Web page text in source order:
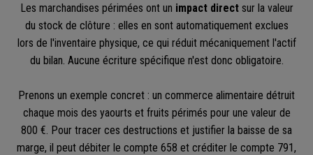
Les marchandises périmées ont un impact directsur la valeur
du stock de clôture : elles en sont automatiquement exclues
lors de l'inventaire physique, ce qui réduit mécaniquement l'actif
du bilan. Aucune écriture spécifique n'est donc obligatoire.
Prenons un exemple concret : un commerce alimentaire détruit
chaque mois des yaourts et fruits périmés pour une valeur de
800 €. Pour tracer ces destructions et justifier la baisse de sa
marge, il peut débiter le compte 658 et créditer le compte 791,